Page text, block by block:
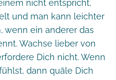
nicht entspricht,
und man kann leichter
wenn ein anderer das
Wachse lieber von
Dich nicht. Wenn
dann quäle Dich